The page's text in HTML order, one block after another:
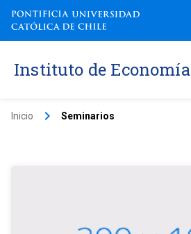
Instituto de Economía
Inicio keyboard_arrow_right Seminarios